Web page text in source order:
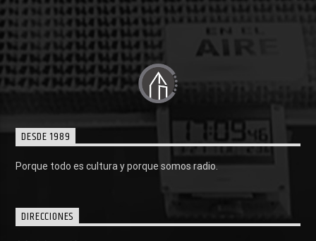
DESDE 1989
Porque todo es cultura y porque somos radio.
DIRECCIONES